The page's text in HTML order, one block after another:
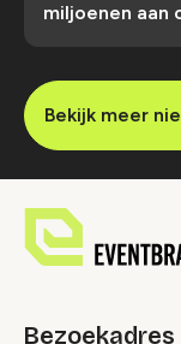
miljoenen aan
Bekijk meer
Bezoekadres